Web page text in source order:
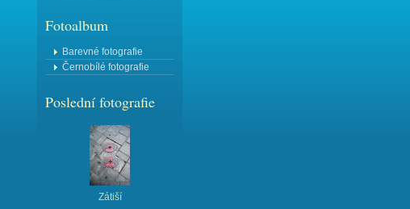
Fotoalbum
Barevné fotografie
Černobílé fotografie
Poslední fotografie
Zátiší